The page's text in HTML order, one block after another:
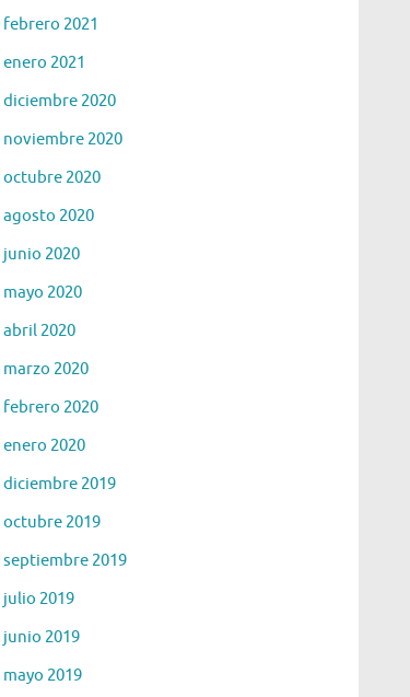
febrero 2021
enero 2021
diciembre 2020
noviembre 2020
octubre 2020
agosto 2020
junio 2020
mayo 2020
abril 2020
marzo 2020
febrero 2020
enero 2020
diciembre 2019
octubre 2019
septiembre 2019
julio 2019
junio 2019
mayo 2019